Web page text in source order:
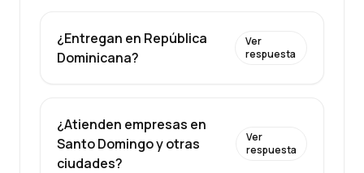
¿Entregan en República
Dominicana?
Ver
respuesta
¿Atienden empresas en
Santo Domingo y otras
ciudades?
Ver
respuesta